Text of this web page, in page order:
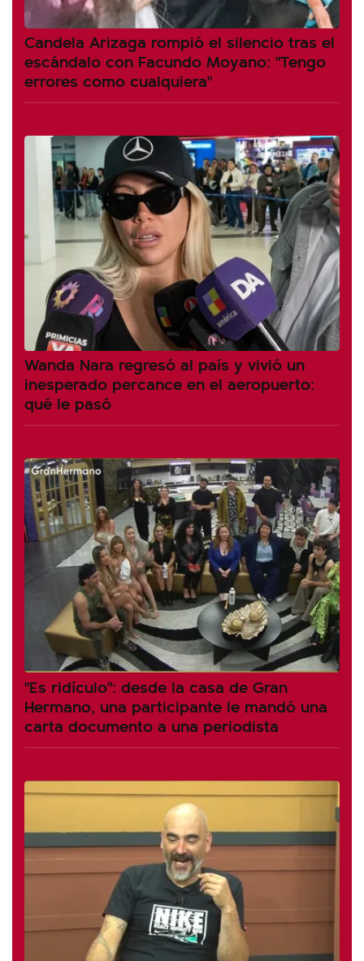
Candela Arizaga rompió el silencio tras el
escándalo con Facundo Moyano: "Tengo
errores como cualquiera"
Wanda Nara regresó al país y vivió un
inesperado percance en el aeropuerto:
qué le pasó
"Es ridículo": desde la casa de Gran
Hermano, una participante le mandó una
carta documento a una periodista